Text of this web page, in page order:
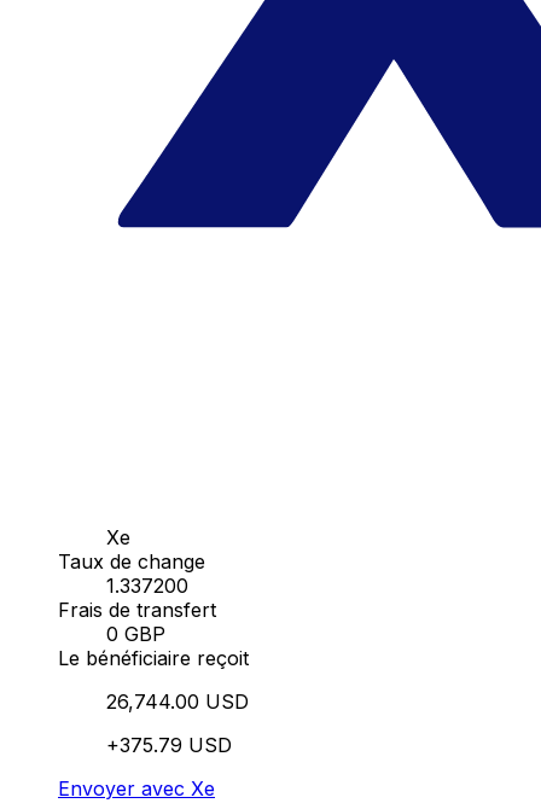
Xe
Taux de change
1.337200
Frais de transfert
0 GBP
Le bénéficiaire reçoit
26,744.00 USD
+375.79 USD
Envoyer avec Xe